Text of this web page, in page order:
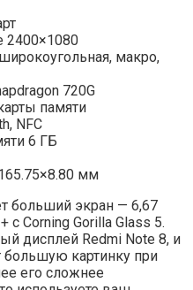
2400×1080
макро,
720G
памяти
NFC
6 ГБ
мм
больший экран — 6,67
Corning Gorilla Glass 5.
дисплей Redmi Note 8, и
большую картинку при
его сложнее